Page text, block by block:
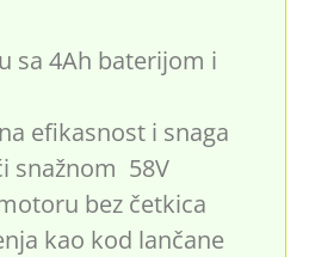
sa 4Ah baterijom i
efikasnost i snaga
snažnom 58V
bez četkica
kao kod lančane